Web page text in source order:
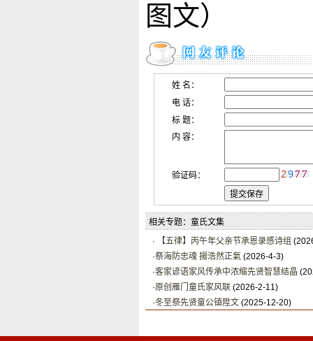
图文）
姓 名：
电 话：
标 题：
内 容：
验证码：
相关专题：童氏文集
· 【五律】丙午年父亲节承恩录感诗组
·祭海防忠魂 揚浩然正氣(2026-4-3)
·客家谚语家风传承中浓缩先贤智慧结晶
·原创雁门童氏家风联(2026-2-11)
·冬至祭先贤童公镇陞文(2025-12-20)